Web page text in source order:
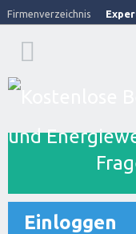
Firmenverzeichnis
Einloggen